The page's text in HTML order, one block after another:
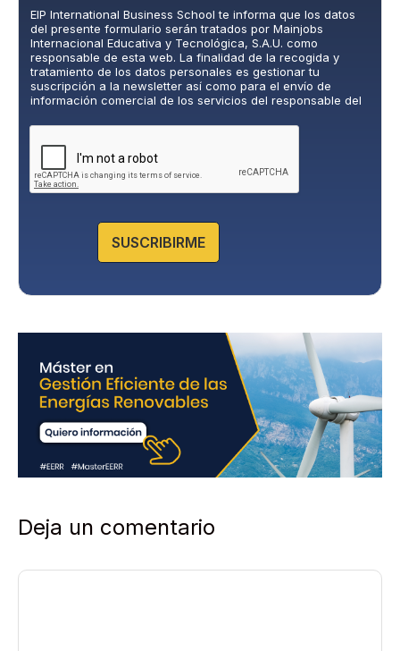
í
t
i
c
a
d
e
v
EIP International Business School te informa que los datos
del presente formulario serán tratados por Mainjobs
Internacional Educativa y Tecnológica, S.A.U. como
responsable de esta web. La finalidad de la recogida y
tratamiento de los datos personales es gestionar tu
suscripción a la newsletter así como para el envío de
información comercial de los servicios del responsable del
del/a interesado/a. No se cederán datos a terceros, salvo
obligación legal. Podrás ejercer tus derechos de acceso,
rectificación, limitación y supresión de los datos en
cumplimiento@grupomainjobs.com
, así como el derecho a
presentar una reclamación ante la autoridad de control.
encontrarás en nuestra página web.
SUSCRIBIRME
Deja un comentario
Comentario